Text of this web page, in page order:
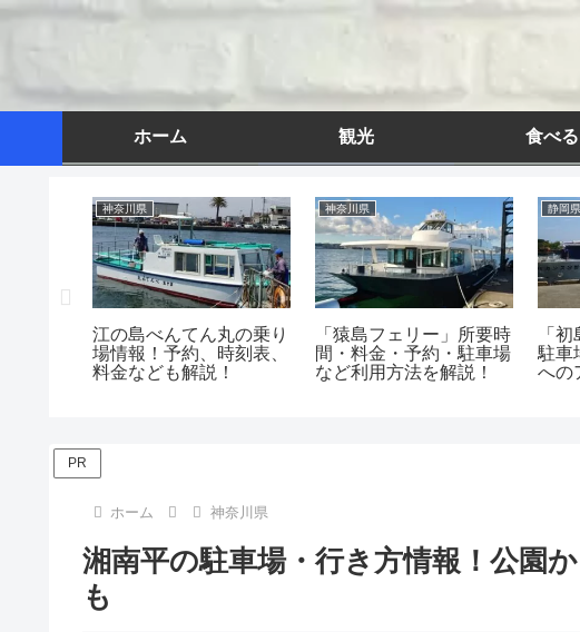
ホーム 観光 食べる
神奈川県
江の島べんてん丸の乗り
場情報！予約、時刻表、
料金なども解説！
神奈川県
「猿島フェリー」所要時
間・料金・予約・駐車場
など利用方法を解説！
静岡県
「
駐車
への
PR
ホーム 神奈川県
湘南平の駐車場・行き方情報！公園
も